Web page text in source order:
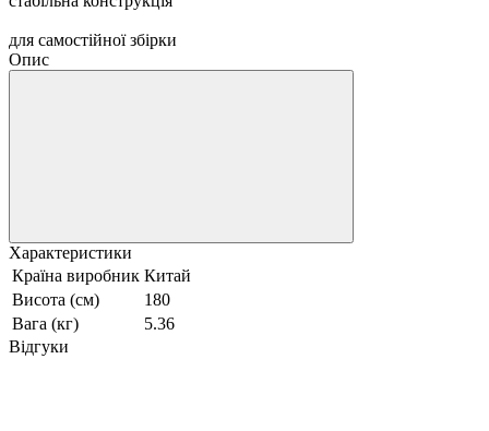
для самостійної збірки
Опис
Характеристики
Країна виробник Китай
Висота (см)
180
Вага (кг)
5.36
Відгуки